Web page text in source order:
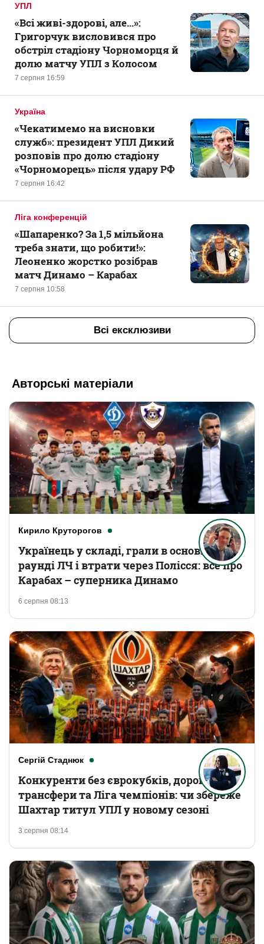
УПЛ
7 серпня 16:59
«Всі живі-здорові, але...»:
Григорчук висловився про
обстріл стадіону Чорноморця й
долю матчу УПЛ з Колосом
Україна
7 серпня 16:42
«Чекатимемо на висновки
служб»: президент УПЛ Дикий
розповів про долю стадіону
«Чорноморець» після удару РФ
Ліга конференцій
7 серпня 10:58
«Шапаренко? За 1,5 мільйона
треба знати, що робити!»:
Леоненко жорстко розібрав
матч Динамо – Карабах
Всі ексклюзиви
Авторські матеріали
Кирило Круторогов
6 серпня 08:13
Українець у складі, грали в основному
раунді ЛЧ і втрати через Полісся: все про
Карабах – суперника Динамо
Сергій Стаднюк
3 серпня 08:14
Конкуренти без єврокубків, дорогі
трансфери та Ліга чемпіонів: чи збереже
Шахтар титул УПЛ у новому сезоні